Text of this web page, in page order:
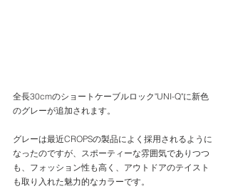
全長30cmのショートケーブルロック"UNI-Q"に新色
のグレーが追加されます。
グレーは最近CROPSの製品によく採用されるように
なったのですが、スポーティーな雰囲気でありつつ
も、フォッション性も高く、アウトドアのテイスト
も取り入れた魅力的なカラーです。